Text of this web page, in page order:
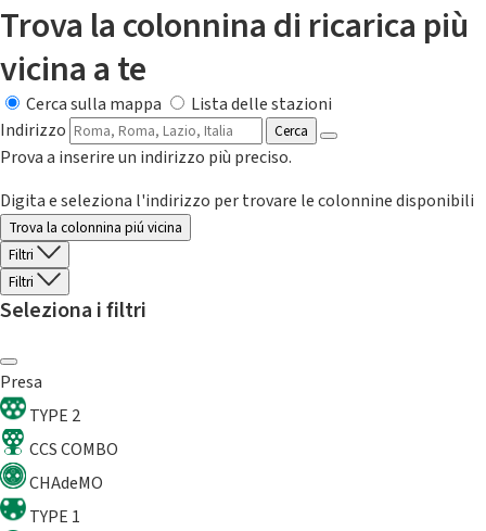
Trova la colonnina di ricarica più
vicina a te
Cerca sulla mappa
Lista delle stazioni
Indirizzo
Cerca
Prova a inserire un indirizzo più preciso.
Digita e seleziona l'indirizzo per trovare le colonnine disponibili
Trova la colonnina piú vicina
Filtri
Filtri
Seleziona i filtri
Presa
TYPE 2
CCS COMBO
CHAdeMO
TYPE 1